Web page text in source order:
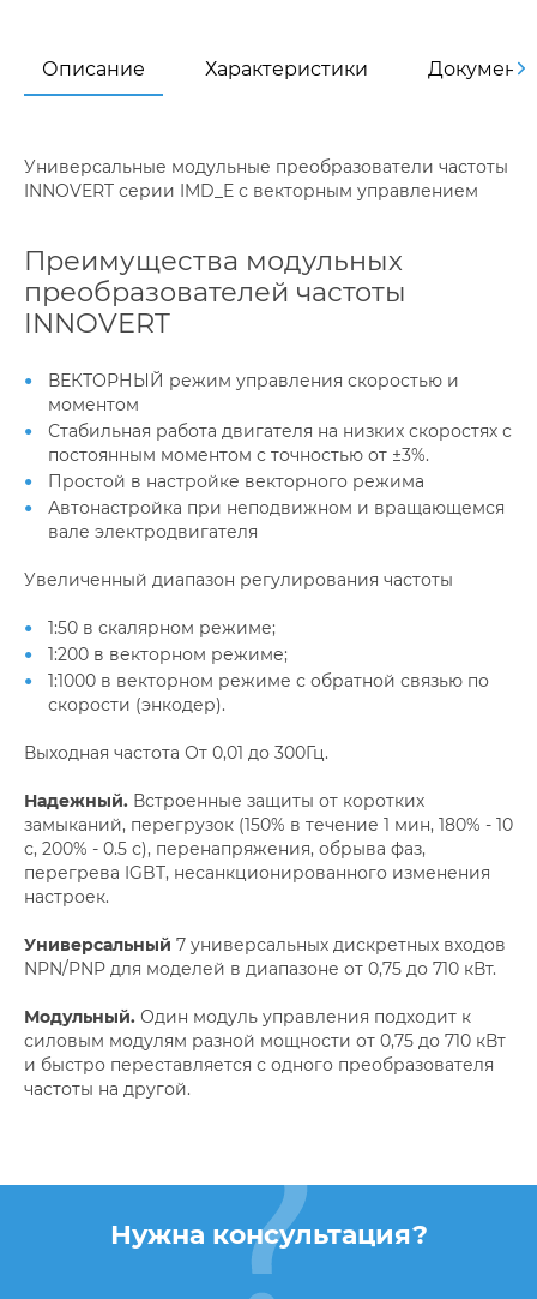
Описание Характеристики
Универсальные модульные преобразователи частоты
INNOVERT серии IMD_E с векторным управлением
Преимущества модульных
преобразователей частоты
INNOVERT
ВЕКТОРНЫЙ режим управления скоростью и
моментом
Стабильная работа двигателя на низких скоростях с
постоянным моментом с точностью от ±3%.
Простой в настройке векторного режима
Автонастройка при неподвижном и вращающемся
вале электродвигателя
Увеличенный диапазон регулирования частоты
1:50 в скалярном режиме;
1:200 в векторном режиме;
1:1000 в векторном режиме с обратной связью по
скорости (энкодер).
Выходная частота От 0,01 до 300Гц.
Надежный. Встроенные защиты от коротких
замыканий, перегрузок (150% в течение 1 мин, 180% - 10
с, 200% - 0.5 с), перенапряжения, обрыва фаз,
перегрева IGBT, несанкционированного изменения
настроек.
Универсальный 7 универсальных дискретных входов
NPN/PNP для моделей в диапазоне от 0,75 до 710 кВт.
Модульный. Один модуль управления подходит к
силовым модулям разной мощности от 0,75 до 710 кВт
и быстро переставляется с одного преобразователя
частоты на другой.
Нужна консультация?